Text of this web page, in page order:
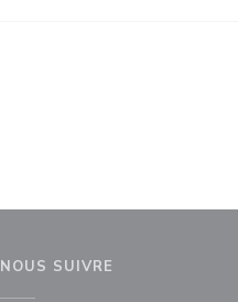
NOUS SUIVRE